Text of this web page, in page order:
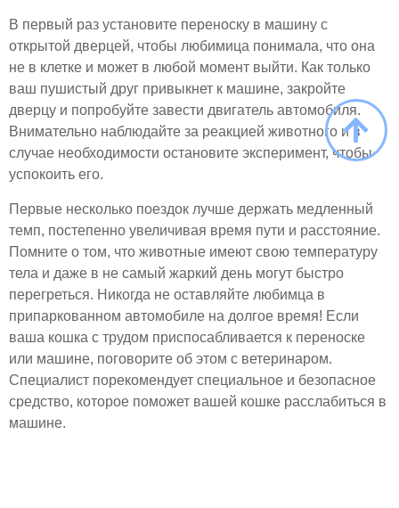
В первый раз установите переноску в машину с
открытой дверцей, чтобы любимица понимала, что она
не в клетке и может в любой момент выйти. Как только
ваш пушистый друг привыкнет к машине, закройте
дверцу и попробуйте завести двигатель автомобиля.
Внимательно наблюдайте за реакцией животного и в
случае необходимости остановите эксперимент, чтобы
успокоить его.
Первые несколько поездок лучше держать медленный
темп, постепенно увеличивая время пути и расстояние.
Помните о том, что животные имеют свою температуру
тела и даже в не самый жаркий день могут быстро
перегреться. Никогда не оставляйте любимца в
припаркованном автомобиле на долгое время! Если
ваша кошка с трудом приспосабливается к переноске
или машине, поговорите об этом с ветеринаром.
Специалист порекомендует специальное и безопасное
средство, которое поможет вашей кошке расслабиться в
машине.